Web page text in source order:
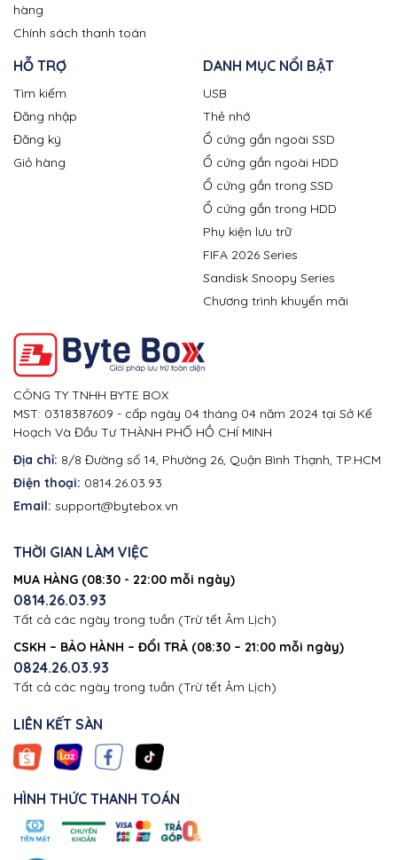
hàng
Chính sách thanh toán
HỖ TRỢ
Tìm kiếm
Đăng nhập
Đăng ký
Giỏ hàng
DANH MỤC NỔI BẬT
USB
Thẻ nhớ
Ổ cứng gắn ngoài SSD
Ổ cứng gắn ngoài HDD
Ổ cứng gắn trong SSD
Ổ cứng gắn trong HDD
Phụ kiện lưu trữ
FIFA 2026 Series
Sandisk Snoopy Series
Chương trình khuyến mãi
CÔNG TY TNHH BYTE BOX
MST: 0318387609 - cấp ngày 04 tháng 04 năm 2024 tại Sở Kế
Hoạch Và Đầu Tư THÀNH PHỐ HỒ CHÍ MINH
Địa chỉ: 8/8 Đường số 14, Phường 26, Quận Bình Thạnh, TP.HCM
Điện thoại: 0814.26.03.93
Email: support@bytebox.vn
THỜI GIAN LÀM VIỆC
MUA HÀNG (08:30 - 22:00 mỗi ngày)
0814.26.03.93
Tất cả các ngày trong tuần (Trừ tết Âm Lịch)
CSKH – BẢO HÀNH – ĐỔI TRẢ (08:30 – 21:00 mỗi ngày)
0824.26.03.93
Tất cả các ngày trong tuần (Trừ tết Âm Lịch)
LIÊN KẾT SÀN
HÌNH THỨC THANH TOÁN